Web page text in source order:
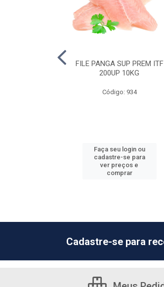
FILE PANGA SUP PREM ITF
200UP 10KG
Código: 934
Faça seu login ou
cadastre-se para
ver preços e
comprar
Cadastre-se para